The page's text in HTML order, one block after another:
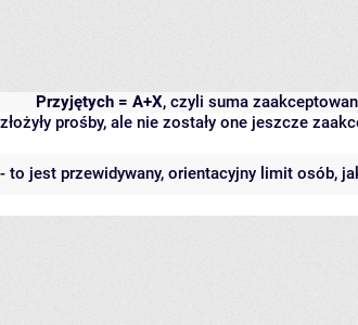
Przyjętych = A+X, czyli suma
prośby, ale nie zostały one jeszcze
- to jest przewidywany, orientacyjny limit osób,